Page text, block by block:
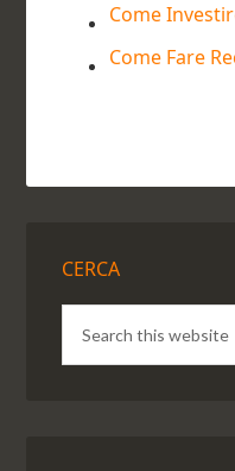
Come
Come Fare
CERCA